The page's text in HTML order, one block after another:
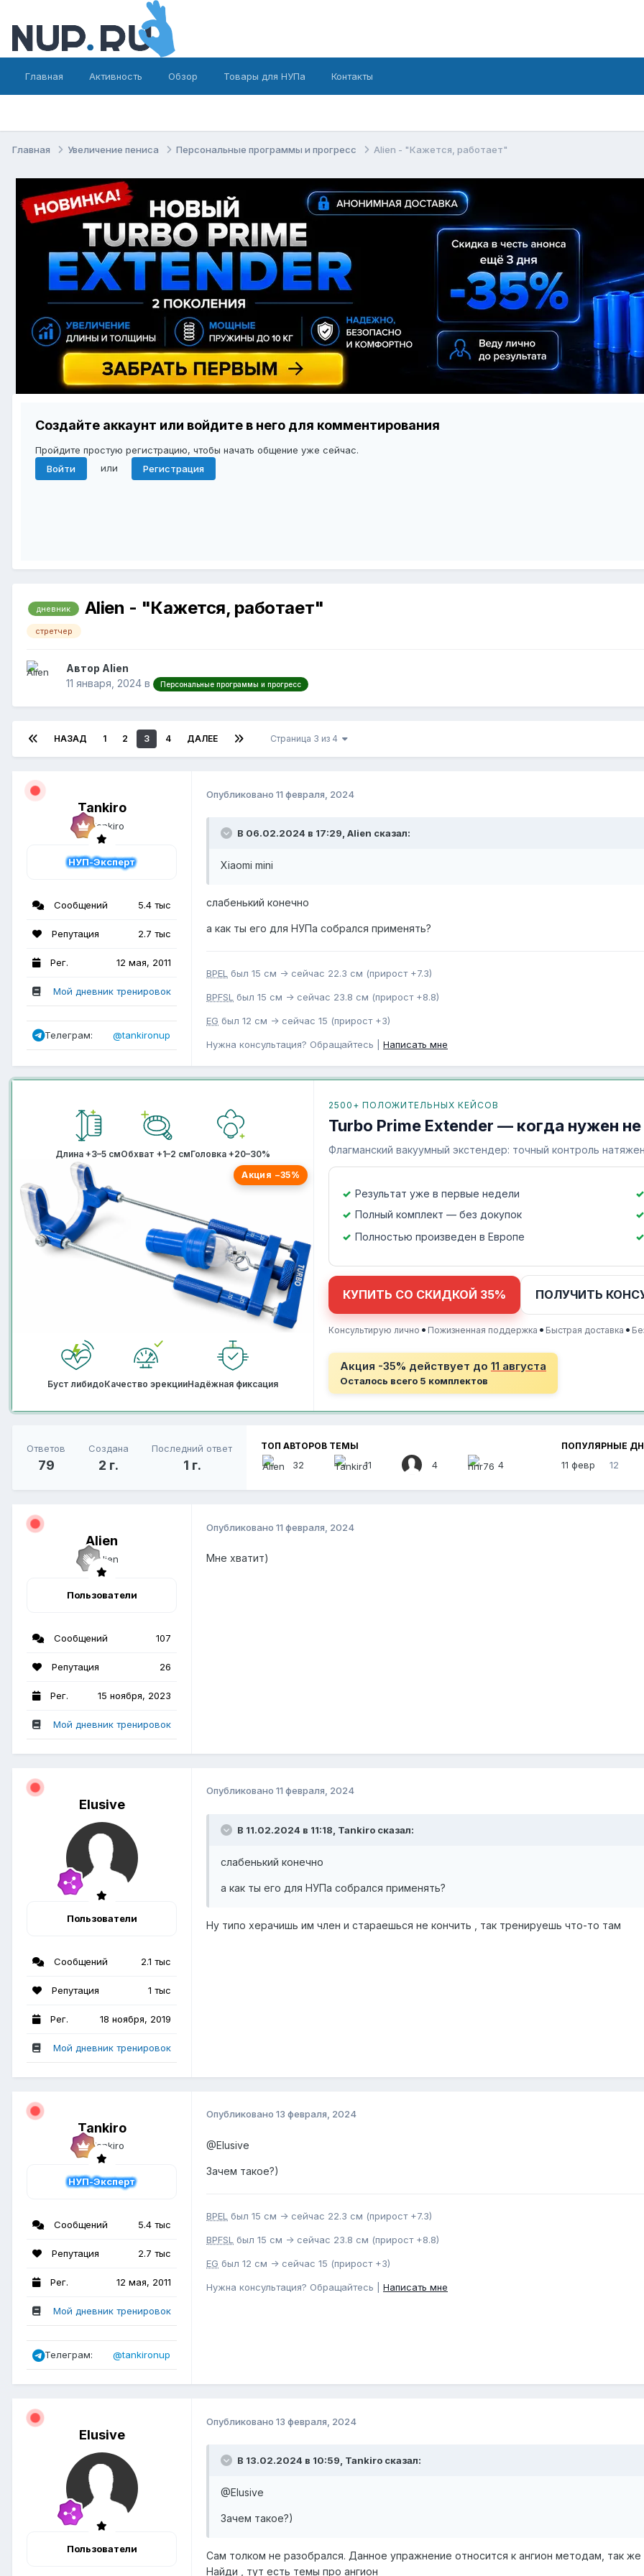
Главная Активность Обзор Товары для НУПа Контакты
Главная Увеличение пениса Персональные программы и прогресс Alien - "Кажется, работает"
Создайте аккаунт или войдите в него для комментирования
Пройдите простую регистрацию, чтобы начать общение уже сейчас.
Войти
или Регистрация
дневник Alien - "Кажется, работает"
стретчер
Автор Alien
11 января, 2024 в Персональные программы и прогресс
НАЗАД 1 2 3 4 ДАЛЕЕ Страница 3 из 4
Tankiro
НУП-Эксперт
Сообщений 5.4 тыс
Репутация 2.7 тыс
Рег. 12 мая, 2011
Мой дневник тренировок
Телеграм: @tankironup
Опубликовано 11 февраля, 2024
В 06.02.2024 в 17:29, Alien сказал:
Xiaomi mini
слабенький конечно
а как ты его для НУПа собрался применять?
BPEL был 15 см -> сейчас 22.3 см (прирост +7.3)
BPFSL был 15 см -> сейчас 23.8 см (прирост +8.8)
EG был 12 см -> сейчас 15 (прирост +3)
Нужна консультация? Обращайтесь | Написать мне
Длина +3–5 смОбхват +1–2 смГоловка +20–30%
Акция −35%
Буст либидоКачество эрекцииНадёжная фиксация
2500+ ПОЛОЖИТЕЛЬНЫХ КЕЙСОВ
Turbo Prime Extender — когда нужен
Флагманский вакуумный экстендер: точный контроль
Результат уже в первые недели
Полный комплект — без докупок
Полностью произведен в Европе
КУПИТЬ СО СКИДКОЙ 35% ПОЛУЧИТЬ
Консультирую лично • Пожизненная поддержка • Быстрая доставка •
Акция -35% действует до 11 августа
Осталось всего 5 комплектов
Ответов
79
Создана
2 г.
Последний ответ
1 г.
ТОП АВТОРОВ ТЕМЫ
32 11 4 4
ПОПУЛЯРНЫЕ
11 февр 12
Alien
Пользователи
Сообщений 107
Репутация 26
Рег. 15 ноября, 2023
Мой дневник тренировок
Опубликовано 11 февраля, 2024
Мне хватит)
Elusive
Пользователи
Сообщений 2.1 тыс
Репутация 1 тыс
Рег. 18 ноября, 2019
Мой дневник тренировок
Опубликовано 11 февраля, 2024
В 11.02.2024 в 11:18, Tankiro сказал:
слабенький конечно
а как ты его для НУПа собрался применять?
Ну типо херачишь им член и стараешься не кончить , так тренируешь что-то там
Tankiro
НУП-Эксперт
Сообщений 5.4 тыс
Репутация 2.7 тыс
Рег. 12 мая, 2011
Мой дневник тренировок
Телеграм: @tankironup
Опубликовано 13 февраля, 2024
@Elusive
Зачем такое?)
BPEL был 15 см -> сейчас 22.3 см (прирост +7.3)
BPFSL был 15 см -> сейчас 23.8 см (прирост +8.8)
EG был 12 см -> сейчас 15 (прирост +3)
Нужна консультация? Обращайтесь | Написать мне
Elusive
Пользователи
Опубликовано 13 февраля, 2024
В 13.02.2024 в 10:59, Tankiro сказал:
@Elusive
Зачем такое?)
Сам толком не разобрался. Данное упражнение относится к ангион методам, так
Найди , тут есть темы про ангион